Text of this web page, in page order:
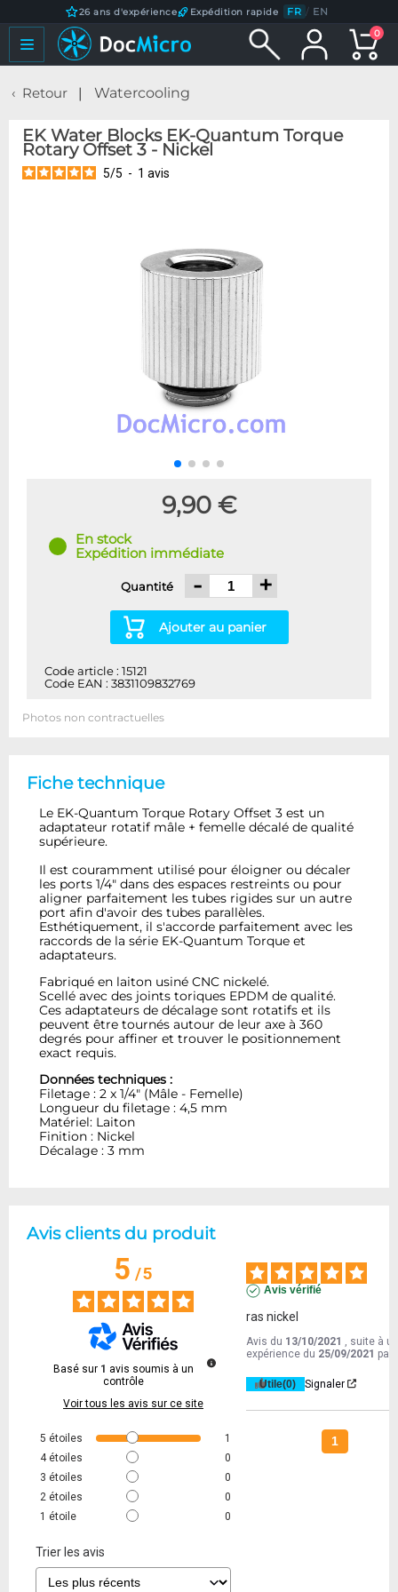
26 ans d'expérience Expédition rapide FR / EN
0
Retour Watercooling
EK Water Blocks EK-Quantum Torque
Rotary Offset 3 - Nickel
5/5 - 1 avis
9,90 €
En stock
Expédition immédiate
Quantité - +
Ajouter au panier
Code article : 15121
Code EAN : 3831109832769
Photos non contractuelles
Fiche technique
Le EK-Quantum Torque Rotary Offset 3 est un
adaptateur rotatif mâle + femelle décalé de qualité
supérieure.
Il est couramment utilisé pour éloigner ou décaler
les ports 1/4" dans des espaces restreints ou pour
aligner parfaitement les tubes rigides sur un autre
port afin d'avoir des tubes parallèles.
Esthétiquement, il s'accorde parfaitement avec les
raccords de la série EK-Quantum Torque et
adaptateurs.
Fabriqué en laiton usiné CNC nickelé.
Scellé avec des joints toriques EPDM de qualité.
Ces adaptateurs de décalage sont rotatifs et ils
peuvent être tournés autour de leur axe à 360
degrés pour affiner et trouver le positionnement
exact requis.
Données techniques :
Filetage : 2 x 1/4" (Mâle - Femelle)
Longueur du filetage : 4,5 mm
Matériel: Laiton
Finition : Nickel
Décalage : 3 mm
Avis clients du produit
5/5
Basé sur 1 avis soumis à un
contrôle
Voir tous les avis sur ce site
5 étoiles
1
4 étoiles
0
3 étoiles
0
2 étoiles
0
1 étoile 0
Trier les avis
Avis vérifié
ras nickel
Avis du 13/10/2021
, suite à
expérience du 25/09/2021 par
Utile(0) Signaler
1